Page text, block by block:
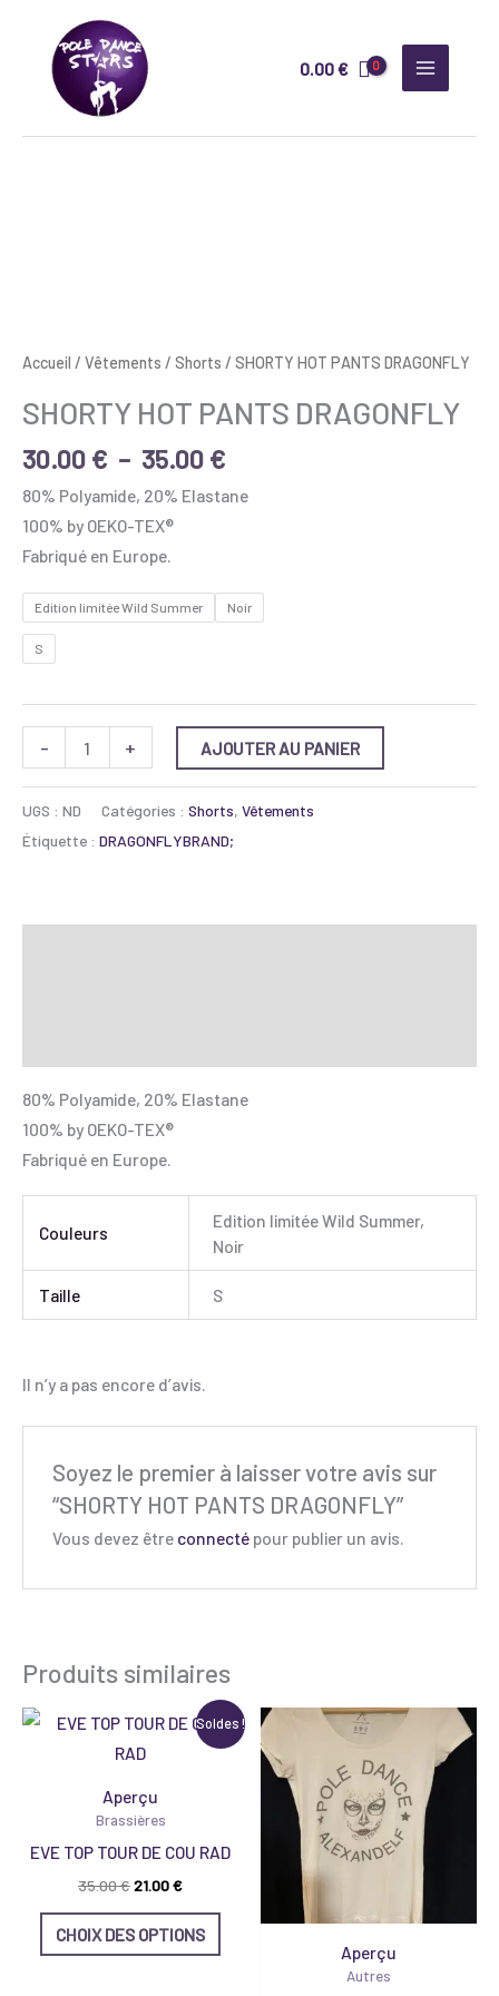
contenu
0.00€
Accueil / Vêtements / Shorts / SHORTY HOT PANTS DRAGONFLY
SHORTY HOT PANTS DRAGONFLY
30.00 € – 35.00 €
80% Polyamide, 20% Elastane
100% by OEKO-TEX®
Fabriqué en Europe.
Edition limitée Wild Summer Noir
S
- + AJOUTER AU PANIER
UGS : ND Catégories : Shorts, Vêtements
Étiquette : DRAGONFLYBRAND;
80% Polyamide, 20% Elastane
100% by OEKO-TEX®
Fabriqué en Europe.
Couleurs
Edition limitée Wild Summer,
Noir
Taille S
Il n’y a pas encore d’avis.
Soyez le premier à laisser votre avis sur
“SHORTY HOT PANTS DRAGONFLY”
Vous devez être connectépour publier un avis.
Produits similaires
Soldes !
Aperçu
Brassières
EVE TOP TOUR DE COU RAD
35.00€
Le
prix
initial
35.00 €.
21.00€
Le
prix
CHOIX DES OPTIONS
Ce
produit
être
Aperçu
Autres